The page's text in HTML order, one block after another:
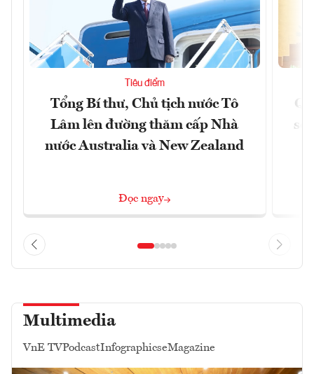
Tiêu điểm
Tổng Bí thư, Chủ tịch nước Tô
Lâm lên đường thăm cấp Nhà
nước Australia và New Zealand
Đọc ngay
Multimedia
VnE TVPodcastInfographicseMagazine